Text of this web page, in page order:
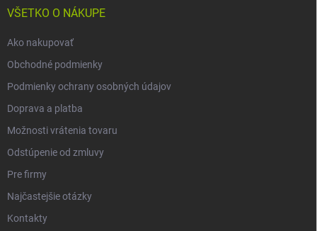
VŠETKO O NÁKUPE
Ako nakupovať
Obchodné podmienky
Podmienky ochrany osobných údajov
Doprava a platba
Možnosti vrátenia tovaru
Odstúpenie od zmluvy
Pre firmy
Najčastejšie otázky
Kontakty